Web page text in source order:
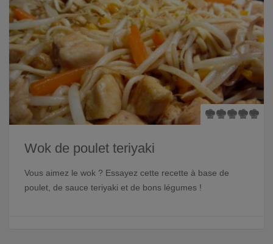
Wok de poulet teriyaki
Vous aimez le wok ? Essayez cette recette à base de
poulet, de sauce teriyaki et de bons légumes !